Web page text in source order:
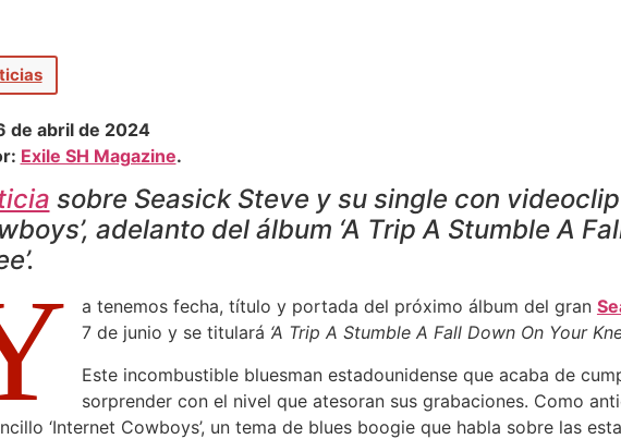
de abril de 2024
Exile SH Magazine.
sobre Seasick Steve y su single con videoclip
adelanto del álbum ‘A Trip A Stumble A
’.
a tenemos fecha, título y portada del próximo álbum del gran
7 de junio y se titulará ‘A Trip A Stumble A Fall Down On Your
Este incombustible bluesman estadounidense que acaba de
sorprender con el nivel que atesoran sus grabaciones. Como
‘Internet Cowboys’, un tema de blues boogie que habla sobre las